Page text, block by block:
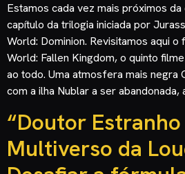
Estamos cada vez mais próximos
capítulo da trilogia iniciada por
World: Dominion. Revisitamos aqui
World: Fallen Kingdom, o quinto
ao todo. Uma atmosfera mais negra
com a ilha Nublar a ser abandonada,
“Doutor
Multiverso da